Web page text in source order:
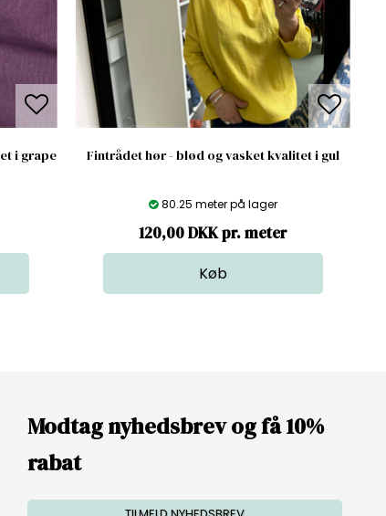
i grape Fintrådet hør - blød og vasket kvalitet i gul
80.25 meter på lager
120,00 DKK pr. meter
Modtag nyhedsbrev og få 10%
rabat